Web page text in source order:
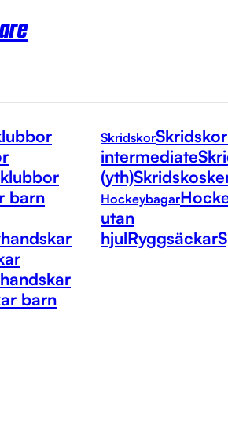
barn
barn
Skridskor
intermediate
(yth)
Hockeybagar
utan
hjulRyggsäckar